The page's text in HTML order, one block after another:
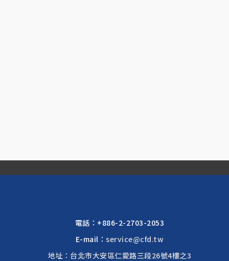
電話： +886-2-2703-2053
E-mail：service@cfd.tw
地址：台北市大安區仁愛路三段26號4樓之3